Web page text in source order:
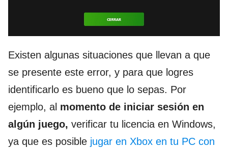
Existen algunas situaciones que llevan a que
se presente este error, y para que logres
identificarlo es bueno que lo sepas. Por
ejemplo, al momento de iniciar sesión en
algún juego, verificar tu licencia en Windows,
ya que es posible jugar en Xbox en tu PC con